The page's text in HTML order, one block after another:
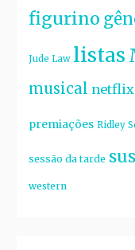
figurino
Jude Law listas
musical netflix
premiações Ridley
sessão da tarde
western